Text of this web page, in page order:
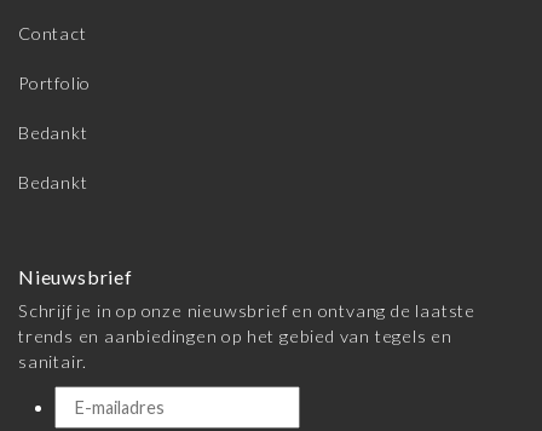
Contact
Portfolio
Bedankt
Bedankt
Nieuwsbrief
Schrijf je in op onze nieuwsbrief en ontvang de laatste
trends en aanbiedingen op het gebied van tegels en
sanitair.